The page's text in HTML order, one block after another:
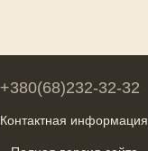
+380(68)232-32-32
Контактная информация